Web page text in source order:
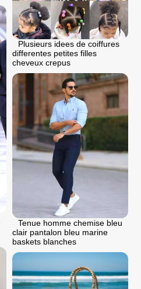
Plusieurs idees de coiffures
differentes petites filles
cheveux crepus
Tenue homme chemise bleu
clair pantalon bleu marine
baskets blanches